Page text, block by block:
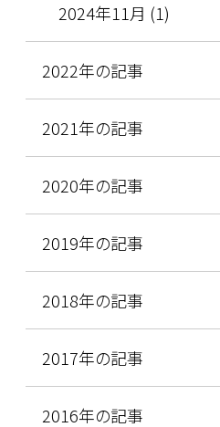
2024年11月 (1)
2022年の記事
2021年の記事
2020年の記事
2019年の記事
2018年の記事
2017年の記事
2016年の記事